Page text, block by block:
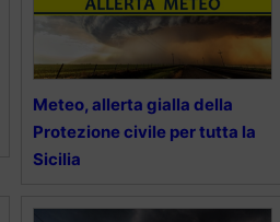
Meteo, allerta gialla della
Protezione civile per tutta la
Sicilia